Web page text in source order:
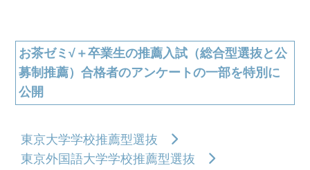
お茶ゼミ√＋卒業生の推薦入試（総合型選抜と公
募制推薦）合格者のアンケートの一部を特別に
公開
東京大学学校推薦型選抜
東京外国語大学学校推薦型選抜